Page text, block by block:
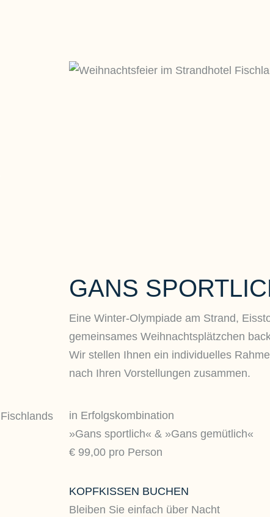
GANS
Eine Winter-Olympiade am Strand,
gemeinsames Weihnachtsplätzchen
Wir stellen Ihnen ein individuelles
nach Ihren Vorstellungen zusammen.
in Erfolgskombination
»Gans sportlich« & »Gans gemütlich«
€ 99,00 pro Person
KOPFKISSEN BUCHEN
Bleiben Sie einfach über Nacht